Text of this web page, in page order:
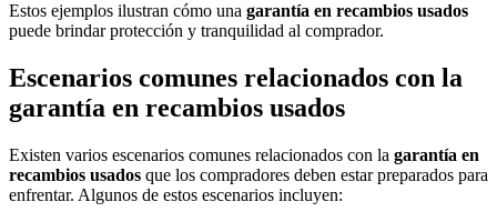
Estos ejemplos ilustran cómo una garantía en recambios usados
puede brindar protección y tranquilidad al comprador.
Escenarios comunes relacionados con la
garantía en recambios usados
Existen varios escenarios comunes relacionados con la garantía en
recambios usados que los compradores deben estar preparados para
enfrentar. Algunos de estos escenarios incluyen: